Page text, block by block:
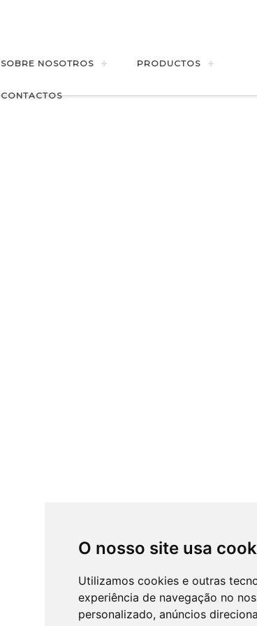
O nosso site usa
Utilizamos cookies e outras
experiência de navegação no
personalizado, anúncios
SOBRE NOSOTROS PRODUCTOS
CONTACTOS